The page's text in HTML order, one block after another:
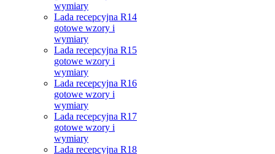
wymiary
Lada recepcyjna R14
gotowe wzory i
wymiary
Lada recepcyjna R15
gotowe wzory i
wymiary
Lada recepcyjna R16
gotowe wzory i
wymiary
Lada recepcyjna R17
gotowe wzory i
wymiary
Lada recepcyjna R18